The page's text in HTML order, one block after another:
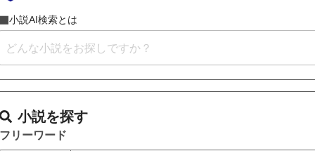
小説AI検索とは
小説を探す
フリーワード